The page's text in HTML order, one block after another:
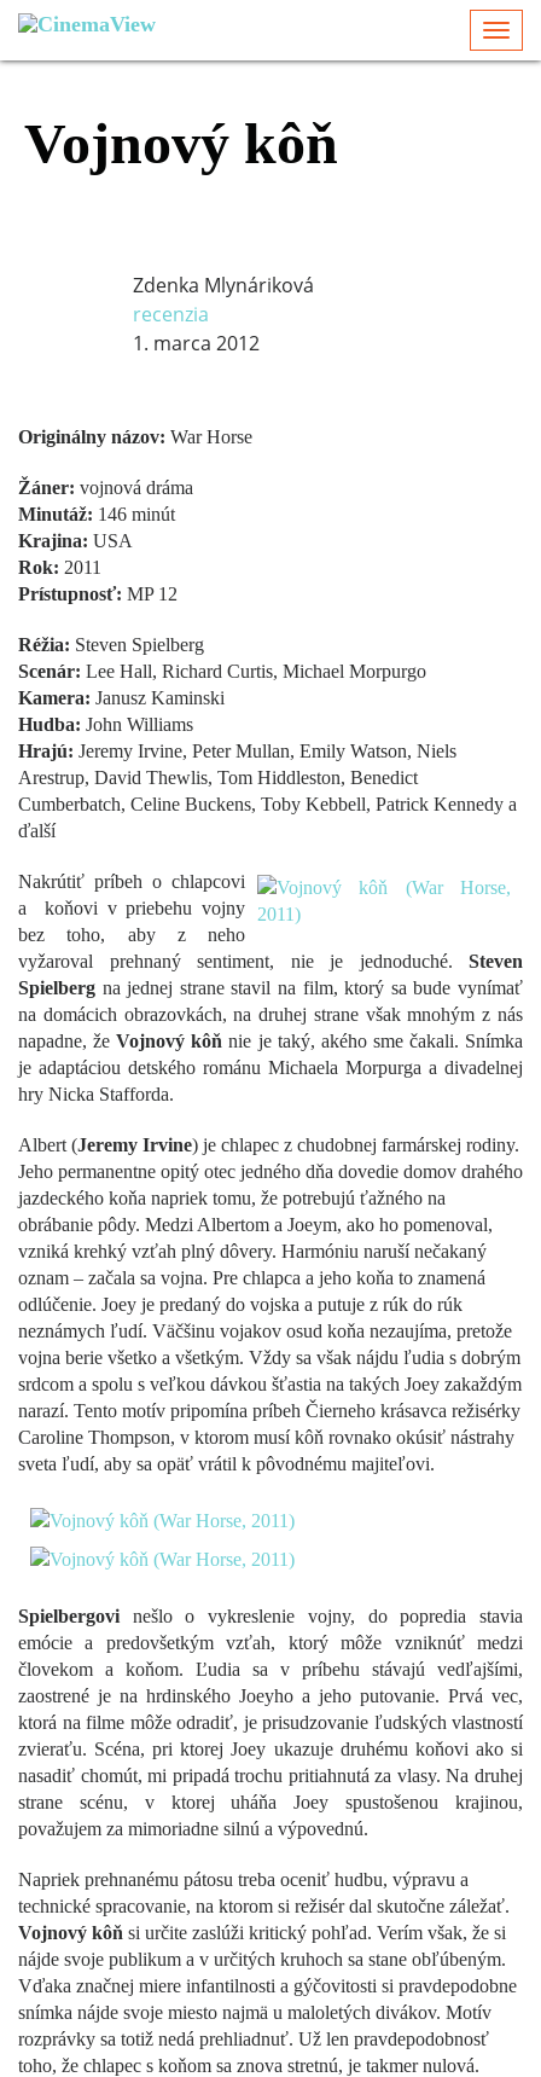
Vojnový kôň
Zdenka Mlynáriková
recenzia
1. marca 2012
Originálny názov: War Horse
Žáner: vojnová dráma
Minutáž: 146 minút
Krajina: USA
Rok: 2011
Prístupnosť: MP 12
Réžia: Steven Spielberg
Scenár: Lee Hall, Richard Curtis, Michael Morpurgo
Kamera: Janusz Kaminski
Hudba: John Williams
Hrajú: Jeremy Irvine, Peter Mullan, Emily Watson, Niels
Arestrup, David Thewlis, Tom Hiddleston, Benedict
Cumberbatch, Celine Buckens, Toby Kebbell, Patrick Kennedy a
ďalší
Nakrútiť príbeh o chlapcovi
a koňovi v priebehu vojny
bez toho, aby z neho
vyžaroval prehnaný sentiment, nie je jednoduché. Steven
Spielberg na jednej strane stavil na film, ktorý sa bude vynímať
na domácich obrazovkách, na druhej strane však mnohým z nás
napadne, žeVojnový kôň nie je taký, akého sme čakali. Snímka
je adaptáciou detského románu Michaela Morpurga a divadelnej
hry Nicka Stafforda.
Albert (Jeremy Irvine) je chlapec z chudobnej farmárskej rodiny.
Jeho permanentne opitý otec jedného dňa dovedie domov drahého
jazdeckého koňa napriek tomu, že potrebujú ťažného na
obrábanie pôdy. Medzi Albertom a Joeym, ako ho pomenoval,
vzniká krehký vzťah plný dôvery. Harmóniu naruší nečakaný
oznam – začala sa vojna. Pre chlapca a jeho koňa to znamená
odlúčenie. Joey je predaný do vojska a putuje z rúk do rúk
neznámych ľudí. Väčšinu vojakov osud koňa nezaujíma, pretože
vojna berie všetko a všetkým. Vždy sa však nájdu ľudia s dobrým
srdcom a spolu s veľkou dávkou šťastia na takých Joey zakaždým
narazí. Tento motív pripomína príbeh Čierneho krásavca režisérky
Caroline Thompson, v ktorom musí kôň rovnako okúsiť nástrahy
sveta ľudí, aby sa opäť vrátil k pôvodnému majiteľovi.
Spielbergovi nešlo o vykreslenie vojny, do popredia stavia
emócie a predovšetkým vzťah, ktorý môže vzniknúť medzi
človekom a koňom. Ľudia sa v príbehu stávajú vedľajšími,
zaostrené je na hrdinského Joeyho a jeho putovanie. Prvá vec,
ktorá na filme môže odradiť, je prisudzovanie ľudských vlastností
zvieraťu. Scéna, pri ktorej Joey ukazuje druhému koňovi ako si
nasadiť chomút, mi pripadá trochu pritiahnutá za vlasy. Na druhej
strane scénu, v ktorej uháňa Joey spustošenou krajinou,
považujem za mimoriadne silnú a výpovednú.
Napriek prehnanému pátosu treba oceniť hudbu, výpravu a
technické spracovanie, na ktorom si režisér dal skutočne záležať.
Vojnový kôň si určite zaslúži kritický pohľad. Verím však, že si
nájde svoje publikum a v určitých kruhoch sa stane obľúbeným.
Vďaka značnej miere infantilnosti a gýčovitosti si pravdepodobne
snímka nájde svoje miesto najmä u maloletých divákov. Motív
rozprávky sa totiž nedá prehliadnuť. Už len pravdepodobnosť
toho, že chlapec s koňom sa znova stretnú, je takmer nulová.